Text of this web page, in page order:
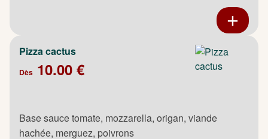
Pizza cactus
Dès 10.00 €
Base sauce tomate, mozzarella, origan, viande
hachée, merguez, poivrons